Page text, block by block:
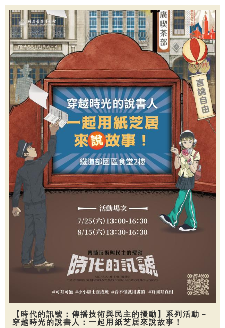
【時代的訊號：傳播技術與民主的擾動】系列活動－
穿越時光的說書人：一起用紙芝居來說故事！